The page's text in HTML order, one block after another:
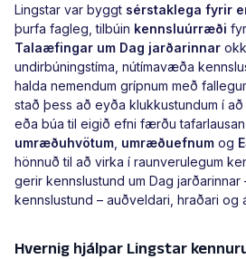
Lingstar var byggt sérstaklega fyrir
þurfa fagleg, tilbúin kennsluúrræði
Talaæfingar um Dag jarðarinnar
undirbúningstíma, nútímavæða
halda nemendum grípnum með
stað þess að eyða klukkustundum í
eða búa til eigið efni færðu
umræðuhvötum, umræðuefnum og
hönnuð til að virka í raunverulegum
gerir kennslustund um Dag jarðarinnar
kennslustund – auðveldari, hraðari og
Hvernig hjálpar Lingstar